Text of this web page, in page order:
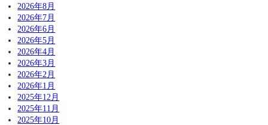
2026年8月
2026年7月
2026年6月
2026年5月
2026年4月
2026年3月
2026年2月
2026年1月
2025年12月
2025年11月
2025年10月